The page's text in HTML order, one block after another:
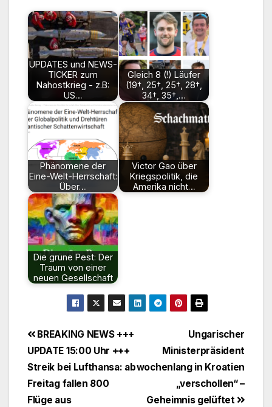
UPDATES und NEWS-
TICKER zum
Nahostkrieg - z.B:
US…
Gleich 8 (!) Läufer
(19†, 25†, 25†, 28†,
34†, 35†,…
Phänomene der
Eine-Welt-Herrschaft:
Über…
Victor Gao über
Kriegspolitik, die
Amerika nicht…
Die grüne Pest: Der
Traum von einer
neuen Gesellschaft
BeitragsnavigationUngarischer
Ministerpräsident
wochenlang in Kroatien
„verschollen“ –
Geheimnis gelüftet
BREAKING NEWS +++
UPDATE 15:00 Uhr +++
Streik bei Lufthansa: ab
Freitag fallen 800
Flüge aus